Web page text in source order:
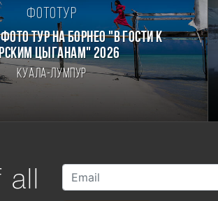
Фототур
тур на Борнео "В гости к
цыганам" 2026
Куала-Лумпур